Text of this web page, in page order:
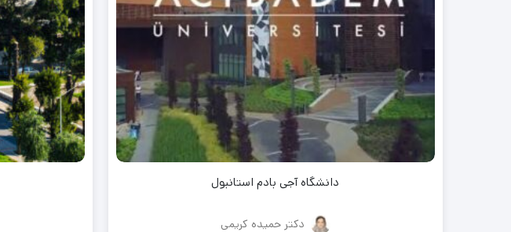
دانشگاه آجی بادم استانبول
دکتر حمیده کریمی